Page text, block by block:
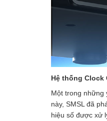
Hệ thống Clock
Một trong những
này, SMSL đã
hiệu số được xử